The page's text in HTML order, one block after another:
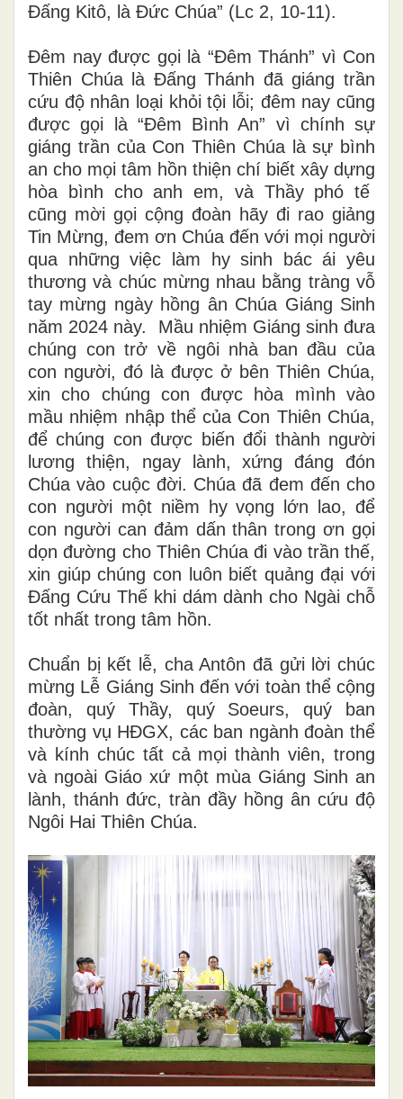
Đấng Kitô, là Đức Chúa” (Lc 2, 10-11).
Đêm nay được gọi là “Đêm Thánh” vì Con
Thiên Chúa là Đấng Thánh đã giáng trần
cứu độ nhân loại khỏi tội lỗi; đêm nay cũng
được gọi là “Đêm Bình An” vì chính sự
giáng trần của Con Thiên Chúa là sự bình
an cho mọi tâm hồn thiện chí biết xây dựng
hòa bình cho anh em, và Thầy phó tế
cũng mời gọi cộng đoàn hãy đi rao giảng
Tin Mừng, đem ơn Chúa đến với mọi người
qua những việc làm hy sinh bác ái yêu
thương và chúc mừng nhau bằng tràng vỗ
tay mừng ngày hồng ân Chúa Giáng Sinh
năm 2024 này. Mầu nhiệm Giáng sinh đưa
chúng con trở về ngôi nhà ban đầu của
con người, đó là được ở bên Thiên Chúa,
xin cho chúng con được hòa mình vào
mầu nhiệm nhập thể của Con Thiên Chúa,
để chúng con được biến đổi thành người
lương thiện, ngay lành, xứng đáng đón
Chúa vào cuộc đời. Chúa đã đem đến cho
con người một niềm hy vọng lớn lao, để
con người can đảm dấn thân trong ơn gọi
dọn đường cho Thiên Chúa đi vào trần thế,
xin giúp chúng con luôn biết quảng đại với
Đấng Cứu Thế khi dám dành cho Ngài chỗ
tốt nhất trong tâm hồn.
Chuẩn bị kết lễ, cha Antôn đã gửi lời chúc
mừng Lễ Giáng Sinh đến với toàn thể cộng
đoàn, quý Thầy, quý Soeurs, quý ban
thường vụ HĐGX, các ban ngành đoàn thể
và kính chúc tất cả mọi thành viên, trong
và ngoài Giáo xứ một mùa Giáng Sinh an
lành, thánh đức, tràn đầy hồng ân cứu độ
Ngôi Hai Thiên Chúa.